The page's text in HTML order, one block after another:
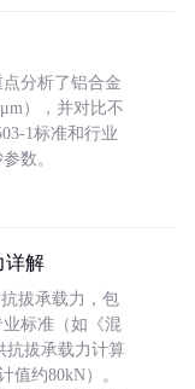
分析了铝合金
），并对比不
1标准和行业
数。
详解
拔承载力，包
标准（如《混
抗拔承载力计算
值约80kN）。